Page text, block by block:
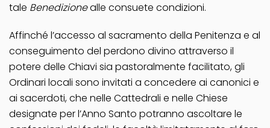
tale Benedizionealle consuete condizioni.
Affinché l’accesso al sacramento della Penitenza e al
conseguimento del perdono divino attraverso il
potere delle Chiavi sia pastoralmente facilitato, gli
Ordinari locali sono invitati a concedere ai canonici e
ai sacerdoti, che nelle Cattedrali e nelle Chiese
designate per l’Anno Santo potranno ascoltare le